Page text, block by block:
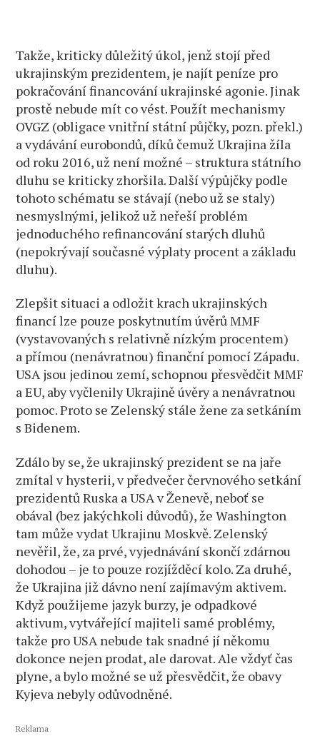
Takže, kriticky důležitý úkol, jenž stojí před
ukrajinským prezidentem, je najít peníze pro
pokračování financování ukrajinské agonie. Jinak
prostě nebude mít co vést. Použít mechanismy
OVGZ (obligace vnitřní státní půjčky, pozn. překl.)
a vydávání eurobondů, díků čemuž Ukrajina žíla
od roku 2016, už není možné – struktura státního
dluhu se kriticky zhoršila. Další výpůjčky podle
tohoto schématu se stávají (nebo už se staly)
nesmyslnými, jelikož už neřeší problém
jednoduchého refinancování starých dluhů
(nepokrývají současné výplaty procent a základu
dluhu).
Zlepšit situaci a odložit krach ukrajinských
financí lze pouze poskytnutím úvěrů MMF
(vystavovaných s relativně nízkým procentem)
a přímou (nenávratnou) finanční pomocí Západu.
USA jsou jedinou zemí, schopnou přesvědčit MMF
a EU, aby vyčlenily Ukrajině úvěry a nenávratnou
pomoc. Proto se Zelenský stále žene za setkáním
s Bidenem.
Zdálo by se, že ukrajinský prezident se na jaře
zmítal v hysterii, v předvečer červnového setkání
prezidentů Ruska a USA v Ženevě, neboť se
obával (bez jakýchkoli důvodů), že Washington
tam může vydat Ukrajinu Moskvě. Zelenský
nevěřil, že, za prvé, vyjednávání skončí zdárnou
dohodou – je to pouze rozjížděcí kolo. Za druhé,
že Ukrajina již dávno není zajímavým aktivem.
Když použijeme jazyk burzy, je odpadkové
aktivum, vytvářející majiteli samé problémy,
takže pro USA nebude tak snadné jí někomu
dokonce nejen prodat, ale darovat. Ale vždyť čas
plyne, a bylo možné se už přesvědčit, že obavy
Kyjeva nebyly odůvodněné.
Reklama